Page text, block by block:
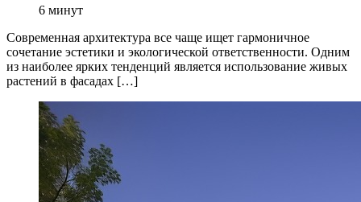
6 минут
Современная архитектура все чаще ищет гармоничное
сочетание эстетики и экологической ответственности. Одним
из наиболее ярких тенденций является использование живых
растений в фасадах […]